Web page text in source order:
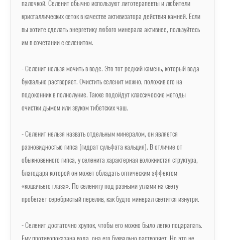
палочкой. Селенит обычно используют литотерапевты и любители
кристаллических сеток в качестве активизатора действия камней. Если
вы хотите сделать энергетику любого минерала активнее, пользуйтесь
им в сочетании с селенитом.
- Селенит нельзя мочить в воде. Это тот редкий камень, который вода
буквально растворяет. Очистить селенит можно, положив его на
подоконник в полнолуние. Также подойдут классические методы
очистки дымом или звуком тибетских чаш.
- Селенит нельзя назвать отдельным минералом, он является
разновидностью гипса (гидрат сульфата кальция). В отличие от
обыкновенного гипса, у селенита характерная волокнистая структура,
благодаря которой он может обладать оптическим эффектом
«кошачьего глаза». По селениту под разными углами на свету
пробегает серебристый перелив, как будто минерал светится изнутри.
- Селенит достаточно хрупок, чтобы его можно было легко поцарапать.